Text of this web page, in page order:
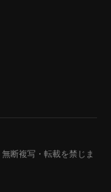
無断複写・転載を禁じま